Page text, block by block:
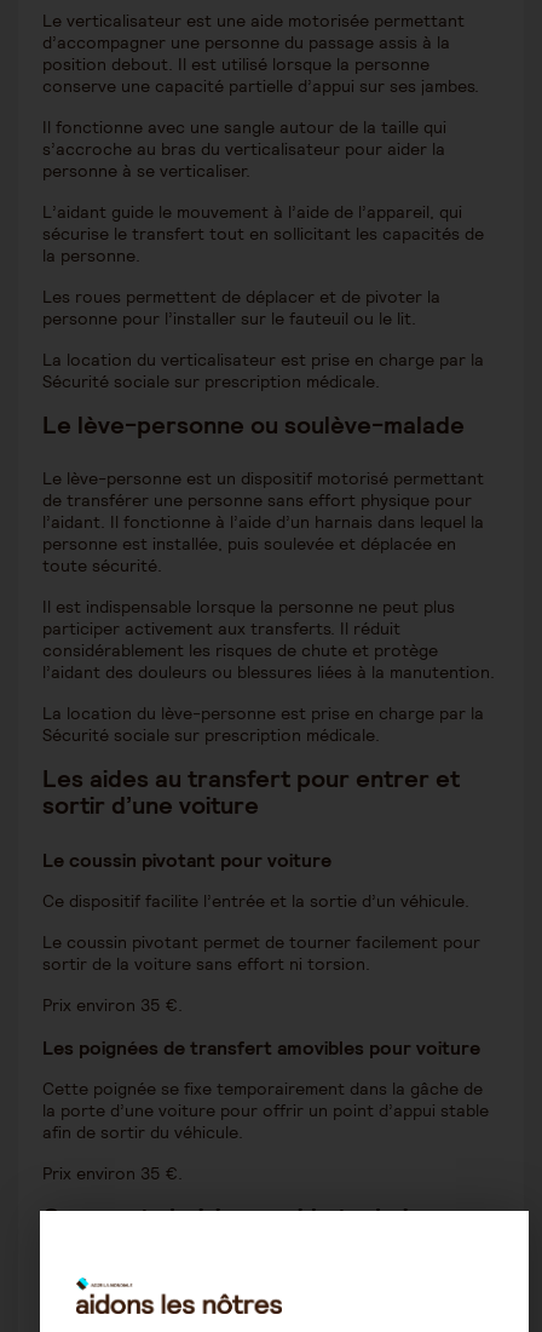
Le verticalisateur est une aide motorisée permettant
d’accompagner une personne du passage assis à la
position debout. Il est utilisé lorsque la personne
conserve une capacité partielle d’appui sur ses jambes.
Il fonctionne avec une sangle autour de la taille qui
s’accroche au bras du verticalisateur pour aider la
personne à se verticaliser.
L’aidant guide le mouvement à l’aide de l’appareil, qui
sécurise le transfert tout en sollicitant les capacités de
la personne.
Les roues permettent de déplacer et de pivoter la
personne pour l’installer sur le fauteuil ou le lit.
La location du verticalisateur est prise en charge par la
Sécurité sociale sur prescription médicale.
Le lève-personne ou soulève-malade
Le lève-personne est un dispositif motorisé permettant
de transférer une personne sans effort physique pour
l’aidant. Il fonctionne à l’aide d’un harnais dans lequel la
personne est installée, puis soulevée et déplacée en
toute sécurité.
Il est indispensable lorsque la personne ne peut plus
participer activement aux transferts. Il réduit
considérablement les risques de chute et protège
l’aidant des douleurs ou blessures liées à la manutention.
La location du lève-personne est prise en charge par la
Sécurité sociale sur prescription médicale.
Les aides au transfert pour entrer et
sortir d’une voiture
Le coussin pivotant pour voiture
Ce dispositif facilite l’entrée et la sortie d’un véhicule.
Le coussin pivotant permet de tourner facilement pour
sortir de la voiture sans effort ni torsion.
Prix environ 35 €.
Les poignées de transfert amovibles pour voiture
Cette poignée se fixe temporairement dans la gâche de
la porte d’une voiture pour offrir un point d’appui stable
afin de sortir du véhicule.
Prix environ 35 €.
Comment choisir une aide technique
Les aides techniques au transfert jouent un rôle
essentiel dans le maintien à domicile. Elles contribuent à